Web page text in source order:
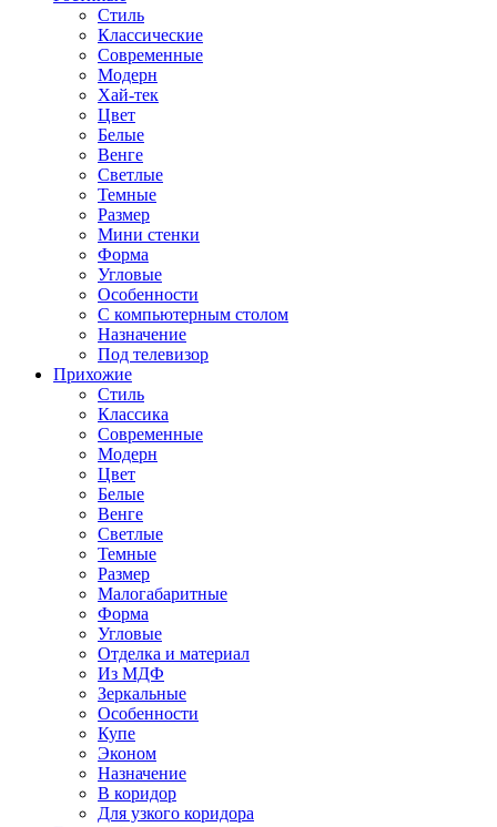
Стиль
Классические
Современные
Модерн
Хай-тек
Цвет
Белые
Венге
Светлые
Темные
Размер
Мини стенки
Форма
Угловые
Особенности
С компьютерным столом
Назначение
Под телевизор
Прихожие
Стиль
Классика
Современные
Модерн
Цвет
Белые
Венге
Светлые
Темные
Размер
Малогабаритные
Форма
Угловые
Отделка и материал
Из МДФ
Зеркальные
Особенности
Купе
Эконом
Назначение
В коридор
Для узкого коридора